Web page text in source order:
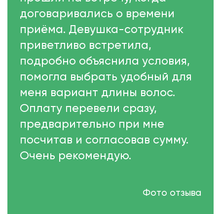
договаривались о времени
приёма. Девушка-сотрудник
приветливо встретила,
подробно объяснила условия,
помогла выбрать удобный для
меня вариант длины волос.
Оплату перевели сразу,
предварительно при мне
посчитав и согласовав сумму.
Очень рекомендую.
Фото отзыва